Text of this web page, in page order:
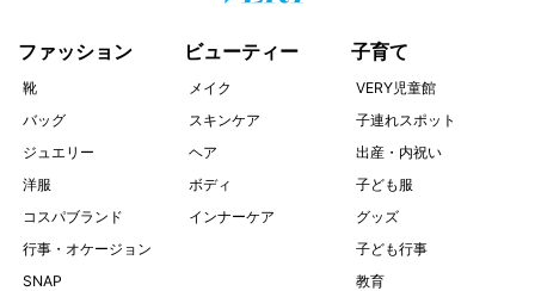
ファッション
靴
バッグ
ジュエリー
洋服
コスパブランド
行事・オケージョン
SNAP
ビューティー
メイク
スキンケア
ヘア
ボディ
インナーケア
子育て
VERY児童館
子連れスポット
出産・内祝い
子ども服
グッズ
子ども行事
教育